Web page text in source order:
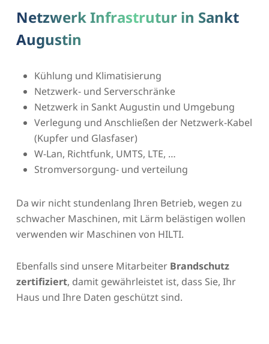
Netzwerk Infrastrutur in Sankt
Augustin
Kühlung und Klimatisierung
Netzwerk- und Serverschränke
Netzwerk in Sankt Augustin und Umgebung
Verlegung und Anschließen der Netzwerk-Kabel
(Kupfer und Glasfaser)
W-Lan, Richtfunk, UMTS, LTE, …
Stromversorgung- und verteilung
Da wir nicht stundenlang Ihren Betrieb, wegen zu
schwacher Maschinen, mit Lärm belästigen wollen
verwenden wir Maschinen von HILTI.
Ebenfalls sind unsere Mitarbeiter Brandschutz
zertifiziert, damit gewährleistet ist, dass Sie, Ihr
Haus und Ihre Daten geschützt sind.